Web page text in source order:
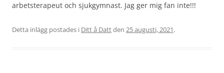
arbetsterapeut och sjukgymnast. Jag ger mig fan inte!!!
Detta inlägg postades i Ditt å Dattden 25 augusti, 2021.